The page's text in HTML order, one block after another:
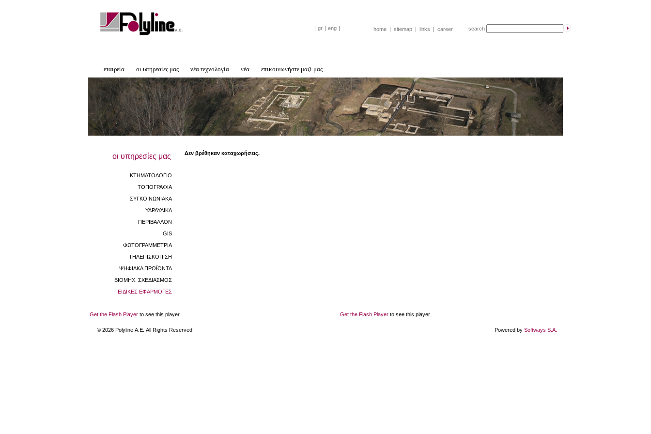
| gr | eng | home | sitemap | links | career search
εταιρεία οι υπηρεσίες μας νέα τεχνολογία νέα επικοινωνήστε μαζί μας
οι υπηρεσίες μας
ΚΤΗΜΑΤΟΛΟΓΙΟ
ΤΟΠΟΓΡΑΦΙΑ
ΣΥΓΚΟΙΝΩΝΙΑΚΑ
ΥΔΡΑΥΛΙΚΑ
ΠΕΡΙΒΑΛΛΟΝ
GIS
ΦΩΤΟΓΡΑΜΜΕΤΡΙΑ
ΤΗΛΕΠΙΣΚΟΠΙΣΗ
ΨΗΦΙΑΚΑ ΠΡΟΪΟΝΤΑ
ΒΙΟΜHX. ΣΧΕΔΙΑΣΜΟΣ
ΕΙΔΙΚΕΣ ΕΦΑΡΜΟΓΕΣ
Δεν βρέθηκαν καταχωρήσεις.
Get the Flash Player to see this player. Get the Flash Player to see this player.
© 2026 Polyline Α.Ε. All Rights Reserved Powered by Softways S.A.